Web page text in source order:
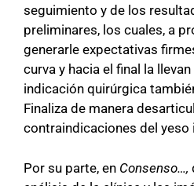
seguimiento y de los
preliminares, los cuales, a
generarle expectativas
curva y hacia el final la
indicación quirúrgica
Finaliza de manera
contraindicaciones del yeso
Por su parte, en Consenso…,